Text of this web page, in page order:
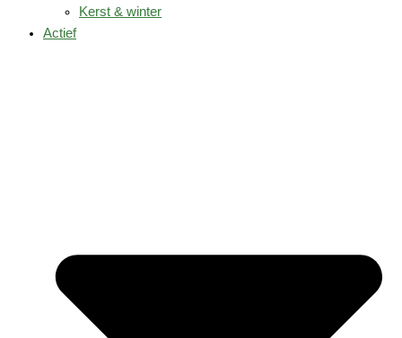
Kerst & winter
Actief